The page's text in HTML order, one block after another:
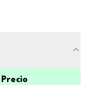
Precio